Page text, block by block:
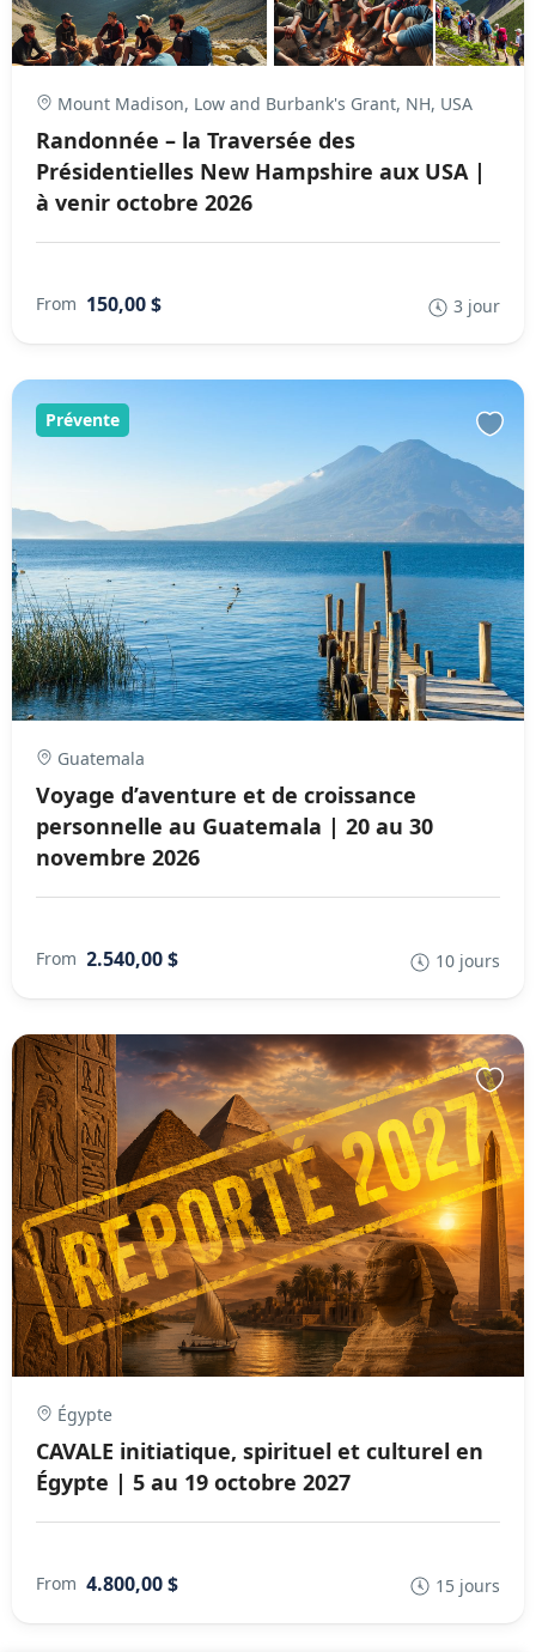
Mount Madison, Low and Burbank's Grant, NH, USA
Randonnée – la Traversée des
Présidentielles New Hampshire aux USA |
à venir octobre 2026
From 150,00 $ 3 jour
Prévente
Guatemala
Voyage d’aventure et de croissance
personnelle au Guatemala | 20 au 30
novembre 2026
From 2.540,00 $ 10 jours
Égypte
CAVALE initiatique, spirituel et culturel en
Égypte | 5 au 19 octobre 2027
From 4.800,00 $ 15 jours